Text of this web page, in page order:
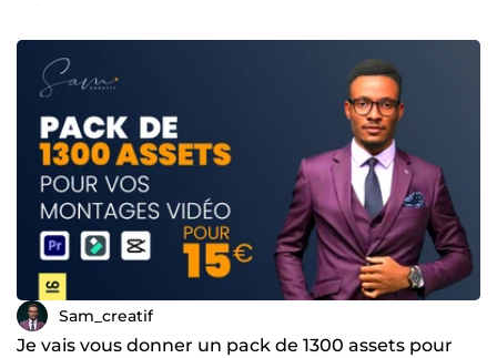
Sam_creatif
Je vais vous donner un pack de 1300 assets pour